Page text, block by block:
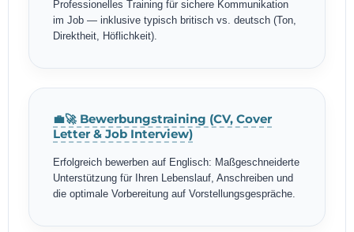
Professionelles Training für sichere Kommunikation
im Job — inklusive typisch britisch vs. deutsch (Ton,
Direktheit, Höflichkeit).
💼🚀 Bewerbungstraining (CV, Cover
Letter & Job Interview)
Erfolgreich bewerben auf Englisch: Maßgeschneiderte
Unterstützung für Ihren Lebenslauf, Anschreiben und
die optimale Vorbereitung auf Vorstellungsgespräche.